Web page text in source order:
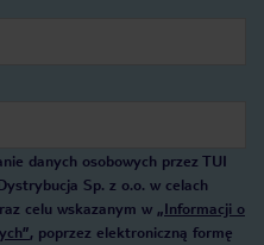
danych osobowych przez TUI
Sp. z o.o. w celach
celu wskazanym w „Informacji o
, poprzez elektroniczną formę